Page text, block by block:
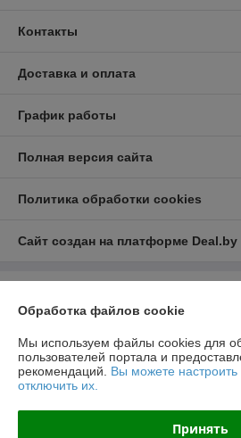
Контакты
Доставка и оплата
График работы
Полная версия сайта
Политика обработки cookies
Сайт создан на платформе Deal.by
"ЛедЭлектроСвет"
ул. Будславская, д. 19, офис 209
Регистрационный номер ЕГР: 192989120
УНП: 192989120
Обработка файлов cookie
Мы используем файлы cookies для
пользователей портала и
рекомендаций. Вы можете
отключить их.
Принять